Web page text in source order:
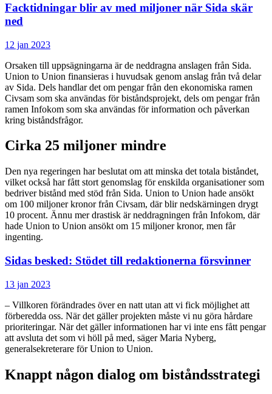
Facktidningar blir av med miljoner när Sida skär
ned
12 jan 2023
Orsaken till uppsägningarna är de neddragna anslagen från Sida.
Union to Union finansieras i huvudsak genom anslag från två delar
av Sida. Dels handlar det om pengar från den ekonomiska ramen
Civsam som ska användas för biståndsprojekt, dels om pengar från
ramen Infokom som ska användas för information och påverkan
kring biståndsfrågor.
Cirka 25 miljoner mindre
Den nya regeringen har beslutat om att minska det totala biståndet,
vilket också har fått stort genomslag för enskilda organisationer som
bedriver bistånd med stöd från Sida. Union to Union hade ansökt
om 100 miljoner kronor från Civsam, där blir nedskärningen drygt
10 procent. Ännu mer drastisk är neddragningen från Infokom, där
hade Union to Union ansökt om 15 miljoner kronor, men får
ingenting.
Sidas besked: Stödet till redaktionerna försvinner
13 jan 2023
– Villkoren förändrades över en natt utan att vi fick möjlighet att
förberedda oss. När det gäller projekten måste vi nu göra hårdare
prioriteringar. När det gäller informationen har vi inte ens fått pengar
att avsluta det som vi höll på med, säger Maria Nyberg,
generalsekreterare för Union to Union.
Knappt någon dialog om biståndsstrategi